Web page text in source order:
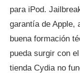
para iPod.
garantía de Apple,
buena formación
pueda surgir con
tienda Cydia no